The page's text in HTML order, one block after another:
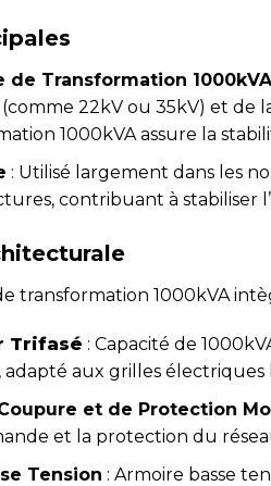
de Transformation 1000kVA
22kV ou 35kV) et de
1000kVA assure la
: Utilisé largement dans les
contribuant à stabiliser
transformation 1000kVA
Trifasé : Capacité de
aux grilles électriques
et de Protection
et la protection du
Tension : Armoire basse